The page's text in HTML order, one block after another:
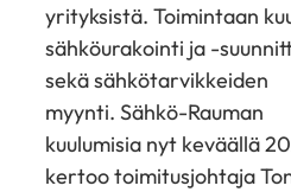
yrityksistä. Toimintaan
sähköurakointi ja -
sekä sähkötarvikkeiden
myynti. Sähkö-Rauman
kuulumisia nyt keväällä
kertoo toimitusjohtaja